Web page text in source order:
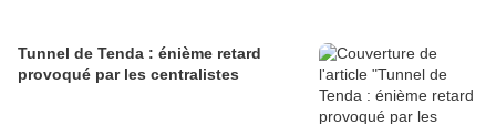
Tunnel de Tenda : énième retard
provoqué par les centralistes